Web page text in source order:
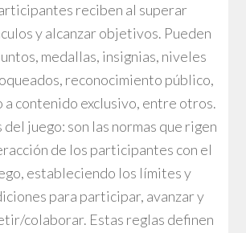
reciben al superar
y alcanzar objetivos. Pueden
medallas, insignias, niveles
reconocimiento público,
a contenido exclusivo, entre otros.
del juego: son las normas que rigen
de los participantes con el
estableciendo los límites y
para participar, avanzar y
colaborar. Estas reglas definen